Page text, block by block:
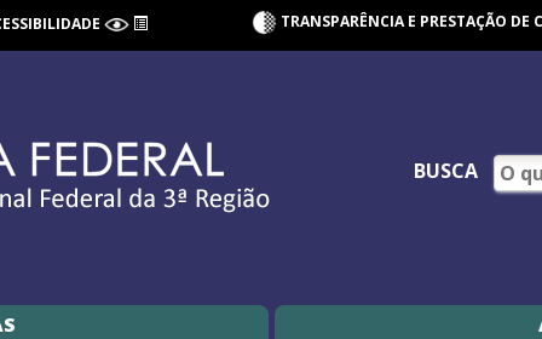
TRANSPARÊNCIA E PRESTAÇÃO DE
BUSCA